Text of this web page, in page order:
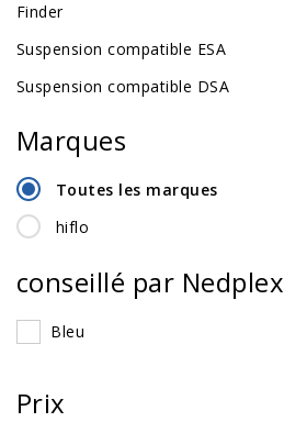
Finder
Suspension compatible ESA
Suspension compatible DSA
Marques
Toutes les marques
hiflo
conseillé par Nedplex
Bleu
Prix